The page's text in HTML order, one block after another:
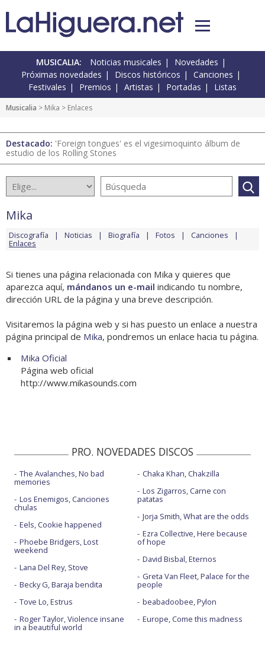
MUSICALIA: Noticias musicales
Novedades
Próximas novedades
Discos históricos
Canciones
Festivales
Premios Artistas Portadas Listas
Musicalia > Mika > Enlaces
Destacado: 'Foreign tongues' es el vigesimoquinto álbum de
estudio de los Rolling Stones
Mika
Discografía Noticias Biografía Fotos Canciones
Enlaces
Si tienes una página relacionada con Mika y quieres que
aparezca aquí, mándanos un e-mail indicando tu nombre,
dirección URL de la página y una breve descripción.
Visitaremos la página web y si has puesto un enlace a nuestra
página principal de Mika, pondremos un enlace hacia tu página.
Mika Oficial
Página web oficial
http://www.mikasounds.com
PRO. NOVEDADES DISCOS
The Avalanches, No bad
memories
Los Enemigos, Canciones
chulas
Eels, Cookie happened
Phoebe Bridgers, Lost
weekend
Lana Del Rey, Stove
Becky G, Baraja bendita
Tove Lo, Estrus
Roger Taylor, Violence insane
in a beautiful world
Chaka Khan, Chakzilla
Los Zigarros, Carne con
patatas
Jorja Smith, What are the odds
Ezra Collective, Here because
of hope
David Bisbal, Eternos
Greta Van Fleet, Palace for the
people
beabadoobee, Pylon
Europe, Come this madness